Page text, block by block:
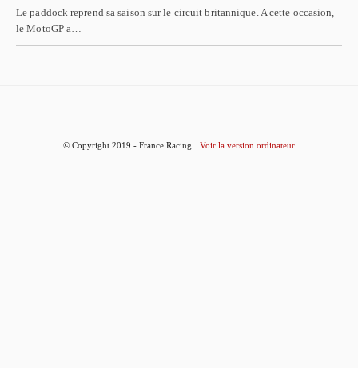
Le paddock reprend sa saison sur le circuit britannique. A cette occasion,
le MotoGP a…
© Copyright 2019 - France Racing Voir la version ordinateur